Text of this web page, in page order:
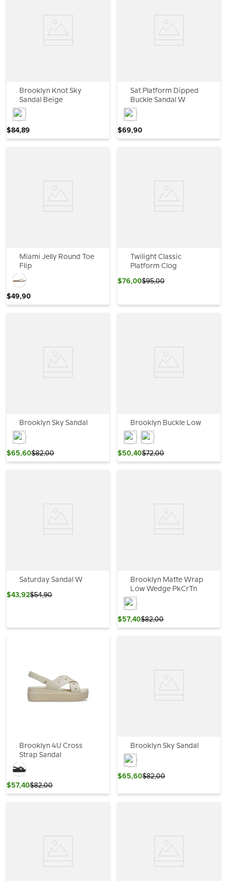
Brooklyn Knot Sky
Sandal Beige
$84,89
Sat Platform Dipped
Buckle Sandal W
$69,90
Miami Jelly Round Toe
Flip
$49,90
Twilight Classic
Platform Clog
$76,00$95,00
Brooklyn Sky Sandal
$65,60$82,00
Brooklyn Buckle Low
$50,40$72,00
Saturday Sandal W
$43,92$54,90
Brooklyn Matte Wrap
Low Wedge PkCrTn
$57,40$82,00
Brooklyn 4U Cross
Strap Sandal
$57,40$82,00
Brooklyn Sky Sandal
$65,60$82,00